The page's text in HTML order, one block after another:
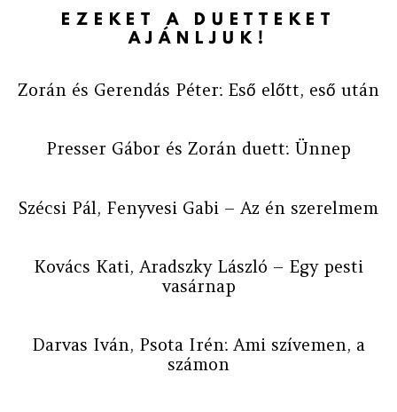
EZEKET A DUETTEKET
AJÁNLJUK!
Zorán és Gerendás Péter: Eső előtt, eső után
Presser Gábor és Zorán duett: Ünnep
Szécsi Pál, Fenyvesi Gabi – Az én szerelmem
Kovács Kati, Aradszky László – Egy pesti
vasárnap
Darvas Iván, Psota Irén: Ami szívemen, a
számon